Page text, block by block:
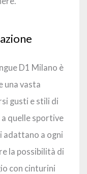
D1 Milano è
una vasta
gusti e stili di
quelle sportive
adattano a ogni
la possibilità di
con cinturini